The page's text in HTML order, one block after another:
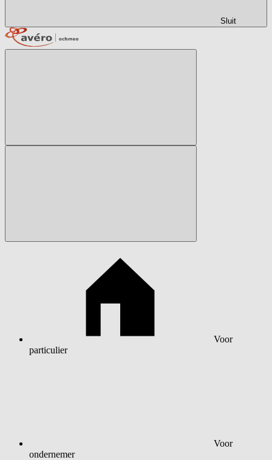
Sluit
Voor
particulier
Voor
ondernemer